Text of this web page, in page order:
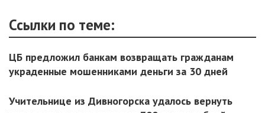
Ссылки по теме:
ЦБ предложил банкам возвращать гражданам
украденные мошенниками деньги за 30 дней
Учительнице из Дивногорска удалось вернуть